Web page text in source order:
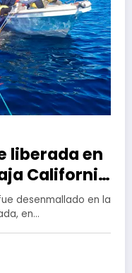
liberada en
California
desenmallado en la
en…